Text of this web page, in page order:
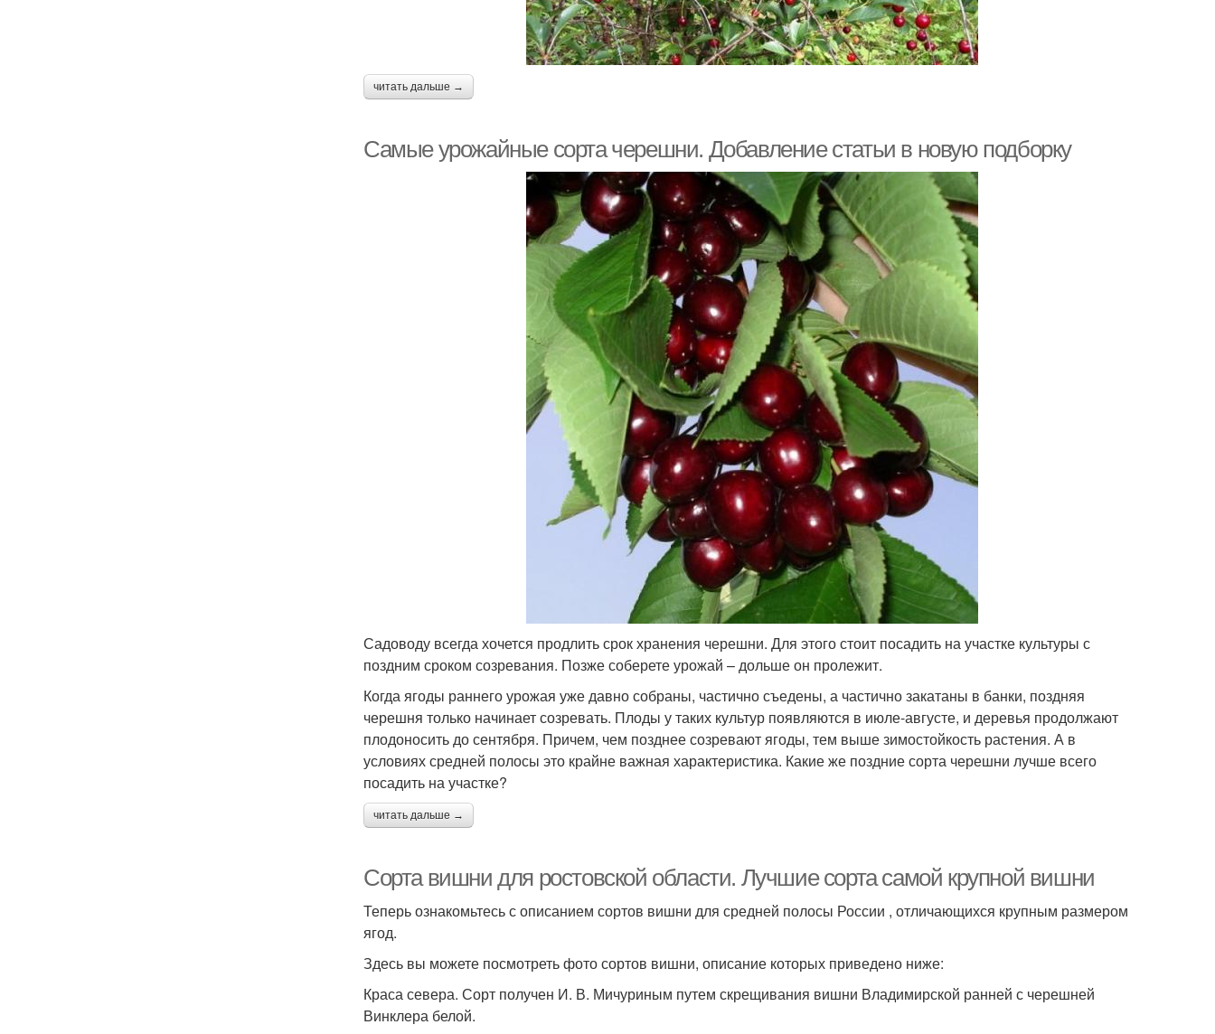
читать дальше →
Самые урожайные сорта черешни. Добавление статьи в новую подборку
Садоводу всегда хочется продлить срок хранения черешни. Для этого стоит посадить на участке культуры с
поздним сроком созревания. Позже соберете урожай – дольше он пролежит.
Когда ягоды раннего урожая уже давно собраны, частично съедены, а частично закатаны в банки, поздняя
черешня только начинает созревать. Плоды у таких культур появляются в июле-августе, и деревья продолжают
плодоносить до сентября. Причем, чем позднее созревают ягоды, тем выше зимостойкость растения. А в
условиях средней полосы это крайне важная характеристика. Какие же поздние сорта черешни лучше всего
посадить на участке?
читать дальше →
Сорта вишни для ростовской области. Лучшие сорта самой крупной вишни
Теперь ознакомьтесь с описанием сортов вишни для средней полосы России , отличающихся крупным размером
ягод.
Здесь вы можете посмотреть фото сортов вишни, описание которых приведено ниже:
Краса севера. Сорт получен И. В. Мичуриным путем скрещивания вишни Владимирской ранней с черешней
Винклера белой.